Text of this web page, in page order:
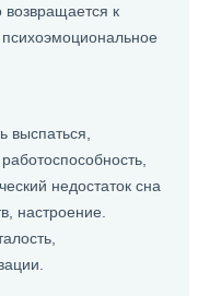
к
выспаться,
недостаток сна
настроение.